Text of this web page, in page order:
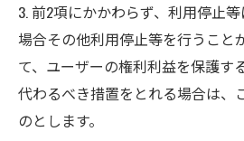
3. 前2項にかかわらず、利用停止
場合その他利用停止等を行うこと
て、ユーザーの権利利益を保護す
代わるべき措置をとれる場合は、
のとします。